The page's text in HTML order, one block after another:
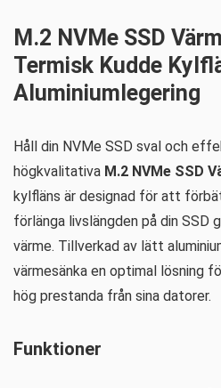
M.2 NVMe SSD
Termisk Kudde
Aluminiumlegering
Håll din NVMe SSD sval och
högkvalitativa M.2 NVMe SSD
kylfläns är designad för att
förlänga livslängden på din
värme. Tillverkad av lätt
värmesänka en optimal lösning
hög prestanda från sina datorer.
Funktioner